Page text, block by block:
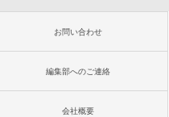
お問い合わせ
編集部へのご連絡
会社概要